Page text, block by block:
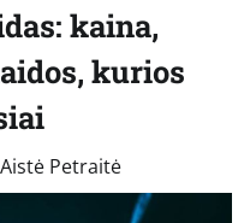
kaina,
kurios
Aistė Petraitė